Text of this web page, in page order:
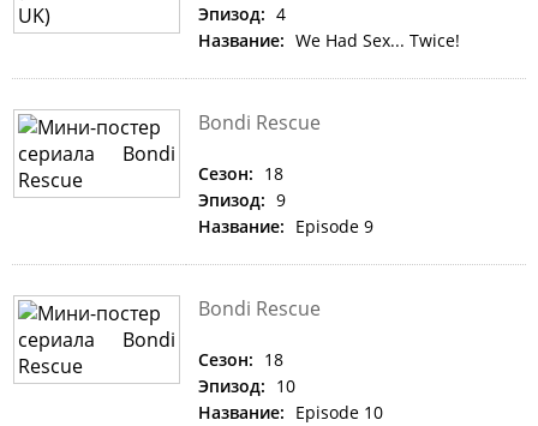
Эпизод: 4
Название: We Had Sex... Twice!
Bondi Rescue
Сезон: 18
Эпизод: 9
Название: Episode 9
Bondi Rescue
Сезон: 18
Эпизод: 10
Название: Episode 10